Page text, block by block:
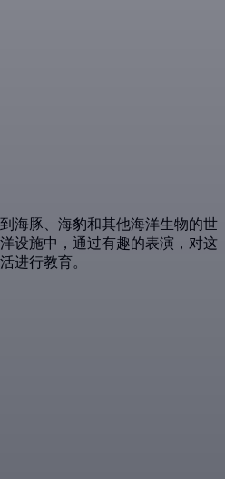
海豚、海豹和其他海洋生物的世
设施中，通过有趣的表演，对这
进行教育。